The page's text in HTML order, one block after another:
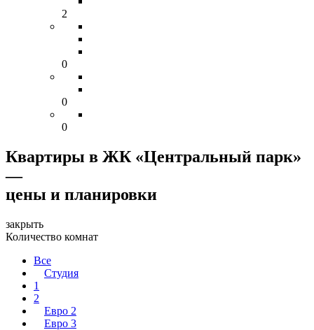
2
0
0
0
Квартиры в ЖК «Центральный парк»
—
цены и планировки
закрыть
Количество комнат
Все
Студия
1
2
Евро 2
Евро 3